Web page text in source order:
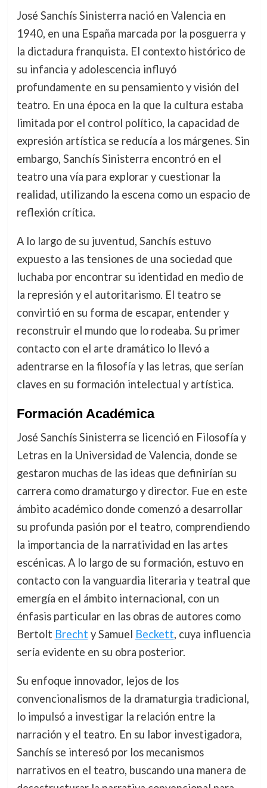
José Sanchís Sinisterra nació en Valencia en
1940, en una España marcada por la posguerra y
la dictadura franquista. El contexto histórico de
su infancia y adolescencia influyó
profundamente en su pensamiento y visión del
teatro. En una época en la que la cultura estaba
limitada por el control político, la capacidad de
expresión artística se reducía a los márgenes. Sin
embargo, Sanchís Sinisterra encontró en el
teatro una vía para explorar y cuestionar la
realidad, utilizando la escena como un espacio de
reflexión crítica.
A lo largo de su juventud, Sanchís estuvo
expuesto a las tensiones de una sociedad que
luchaba por encontrar su identidad en medio de
la represión y el autoritarismo. El teatro se
convirtió en su forma de escapar, entender y
reconstruir el mundo que lo rodeaba. Su primer
contacto con el arte dramático lo llevó a
adentrarse en la filosofía y las letras, que serían
claves en su formación intelectual y artística.
Formación Académica
José Sanchís Sinisterra se licenció en Filosofía y
Letras en la Universidad de Valencia, donde se
gestaron muchas de las ideas que definirían su
carrera como dramaturgo y director. Fue en este
ámbito académico donde comenzó a desarrollar
su profunda pasión por el teatro, comprendiendo
la importancia de la narratividad en las artes
escénicas. A lo largo de su formación, estuvo en
contacto con la vanguardia literaria y teatral que
emergía en el ámbito internacional, con un
énfasis particular en las obras de autores como
Bertolt Brecht y Samuel Beckett, cuya influencia
sería evidente en su obra posterior.
Su enfoque innovador, lejos de los
convencionalismos de la dramaturgia tradicional,
lo impulsó a investigar la relación entre la
narración y el teatro. En su labor investigadora,
Sanchís se interesó por los mecanismos
narrativos en el teatro, buscando una manera de